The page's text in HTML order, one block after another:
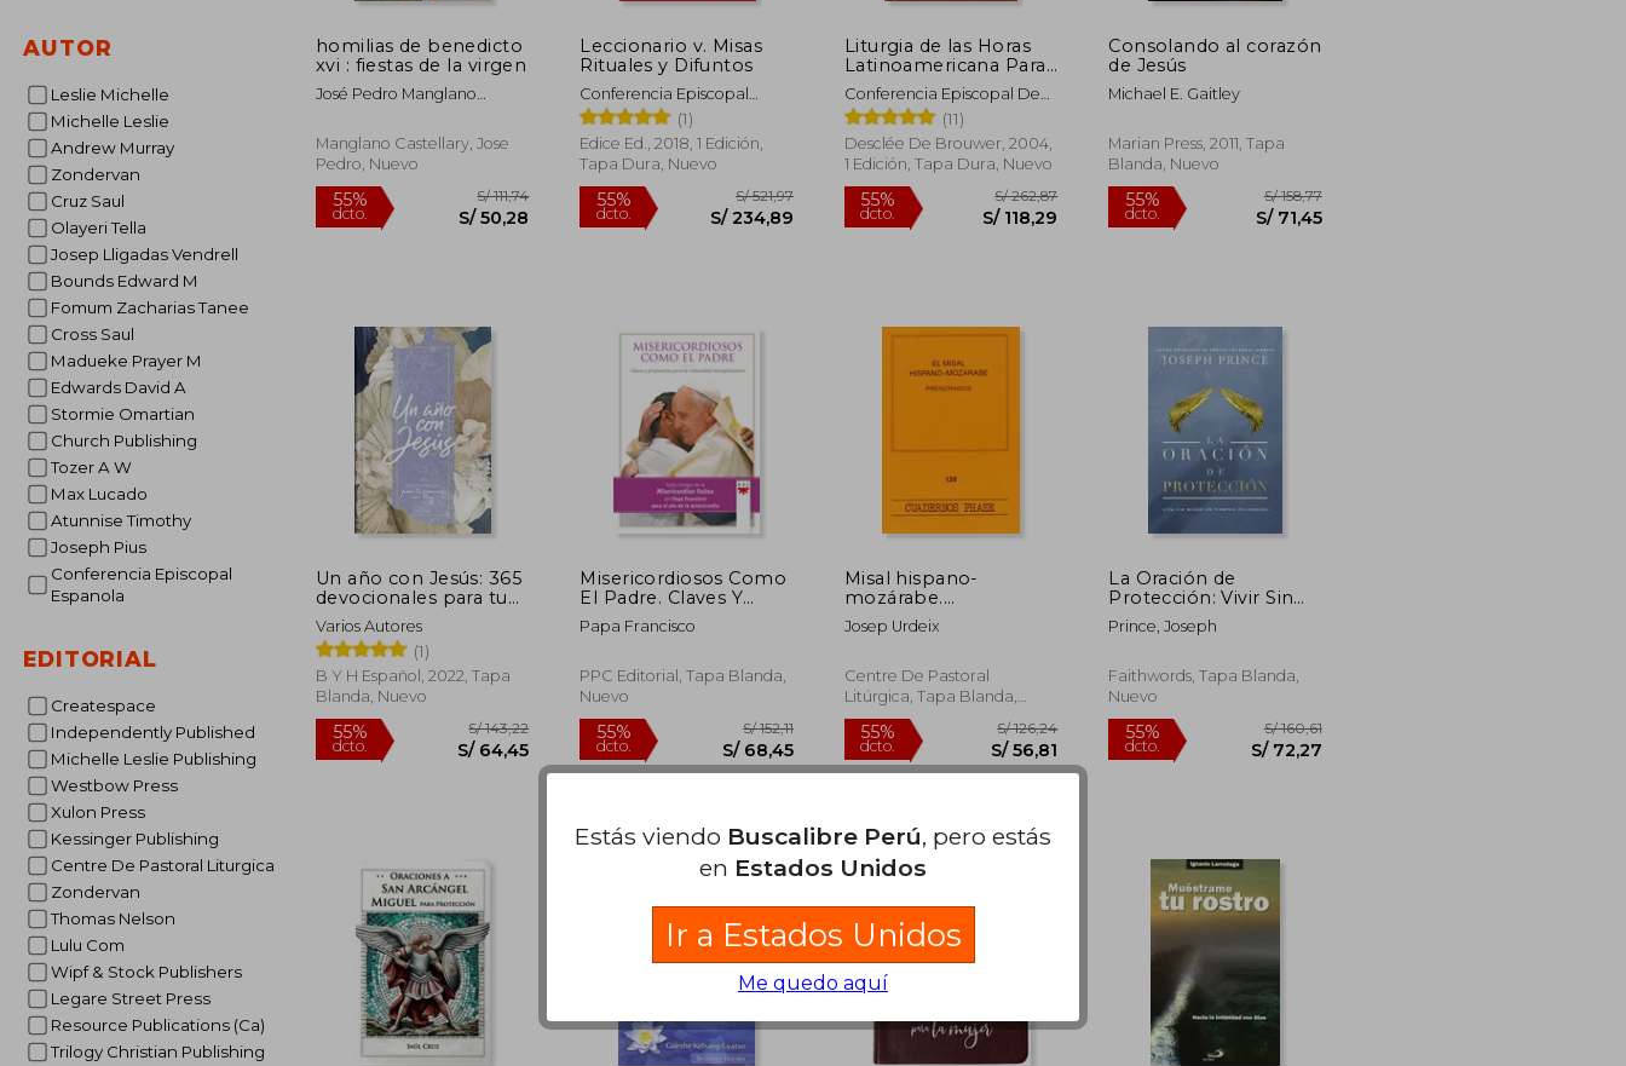
AUTOR
Leslie Michelle
Michelle Leslie
Andrew Murray
Zondervan
Cruz Saul
Olayeri Tella
Josep Lligadas Vendrell
Bounds Edward M
Fomum Zacharias Tanee
Cross Saul
Madueke Prayer M
Edwards David A
Stormie Omartian
Church Publishing
Tozer A W
Max Lucado
Atunnise Timothy
Joseph Pius
Conferencia Episcopal
Espanola
EDITORIAL
Createspace
Independently Published
Michelle Leslie Publishing
Westbow Press
Xulon Press
Kessinger Publishing
Centre De Pastoral Liturgica
Zondervan
Thomas Nelson
Lulu Com
Wipf & Stock Publishers
Legare Street Press
Resource Publications (Ca)
Trilogy Christian Publishing
homilias de benedicto
xvi : fiestas de la virgen
José Pedro Manglano
Manglano Castellary, Jose
Pedro, Nuevo
55%
dcto.
Leccionario v. Misas
Rituales y Difuntos
Conferencia Episcopal
Española
(1)
Edice Ed., 2018, 1 Edición,
Tapa Dura, Nuevo
55%
dcto.
Liturgia de las Horas
Latinoamericana Para
los Fieles
Conferencia Episcopal De
M&Eacute;Xico; Conferencia
Epsicopal De Colombia
(11)
Desclée De Brouwer, 2004,
1 Edición, Tapa Dura, Nuevo
S/ 262,87
S/ 118,29
Consolando al corazón
de Jesús
Michael E. Gaitley
Marian Press, 2011, Tapa
Blanda, Nuevo
55%
dcto.
Un año con Jesús: 365
devocionales para tu
caminar con Dios
Varios Autores
(1)
B Y H Español, 2022, Tapa
Blanda, Nuevo
55%
dcto. S/ 64,45
Misericordiosos Como
El Padre. Claves Y
Propuestas Para La
Comunidad
Francisco)
Papa Francisco
PPC Editorial, Tapa Blanda,
Nuevo
dcto. S/ 68,45
Misal hispano-
mozárabe.
Prenotandos, Los
(CUADERNOS PHASE)
Josep Urdeix
Centre De Pastoral
Litúrgica, Tapa Blanda,
Nuevo
dcto.
S/ 126,24
S/ 56,81
La Oración de
Protección: Vivir Sin
Miedo En Tiempos
Peligrosos
Prince, Joseph
Faithwords, Tapa Blanda,
Nuevo
55%
dcto.
Estás viendo Buscalibre Perú, pero estás
en Estados Unidos
Ir a Estados Unidos
Me quedo aquí